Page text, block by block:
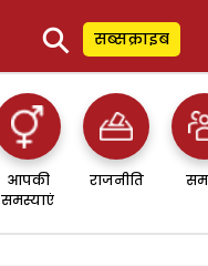
⚲ सब्सक्राइब
आपकी
समस्याएं
राजनीति